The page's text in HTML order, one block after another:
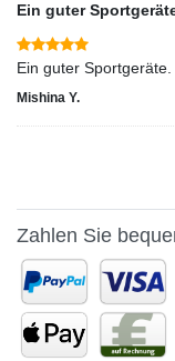
Ein guter
Ein guter Sportgeräte.
Mishina Y.
Zahlen Sie